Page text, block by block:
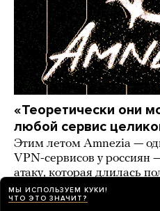
«Теоретически они
любой сервис
Этим летом Amnezia —
VPN-сервисов у
атаку, которая длилась
разработчика сервиса
МЫ ИСПОЛЬЗУЕМ КУКИ!
ЧТО ЭТО ЗНАЧИТ?